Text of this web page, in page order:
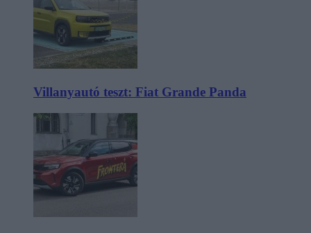
Villanyautó teszt: Fiat Grande Panda